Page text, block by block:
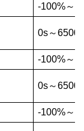
-100%～
0s～6500s
-100%～
0s～6500s
-100%～